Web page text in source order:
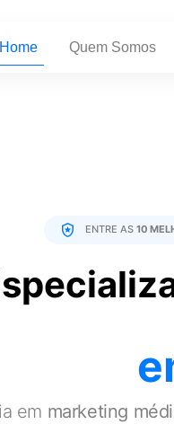
Home Quem Somos
ENTRE AS 10
em marketing